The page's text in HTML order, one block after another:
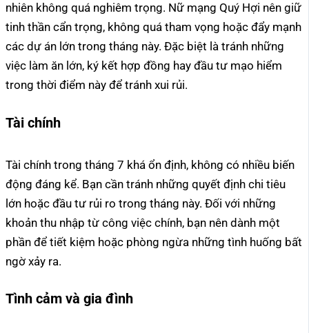
nhiên không quá nghiêm trọng. Nữ mạng Quý Hợi nên giữ
tinh thần cẩn trọng, không quá tham vọng hoặc đẩy mạnh
các dự án lớn trong tháng này. Đặc biệt là tránh những
việc làm ăn lớn, ký kết hợp đồng hay đầu tư mạo hiểm
trong thời điểm này để tránh xui rủi.
Tài chính
Tài chính trong tháng 7 khá ổn định, không có nhiều biến
động đáng kể. Bạn cần tránh những quyết định chi tiêu
lớn hoặc đầu tư rủi ro trong tháng này. Đối với những
khoản thu nhập từ công việc chính, bạn nên dành một
phần để tiết kiệm hoặc phòng ngừa những tình huống bất
ngờ xảy ra.
Tình cảm và gia đình